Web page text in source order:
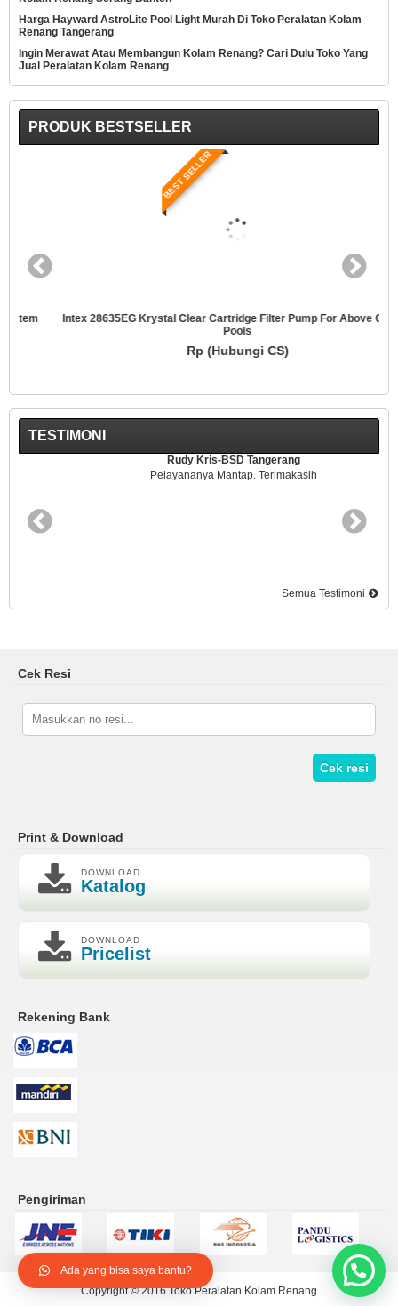
Harga Hayward AstroLite Pool Light Murah Di Toko Peralatan Kolam
Renang Tangerang
Ingin Merawat Atau Membangun Kolam Renang? Cari Dulu Toko Yang
Jual Peralatan Kolam Renang
PRODUK BESTSELLER
BEST SELLER
Intex 28635EG Krystal Clear Cartridge Filter Pump For Above Ground
Rp (Hubungi CS)
TESTIMONI
Rudy Kris-BSD Tangerang
Pelayananya Mantap. Terimakasih
Semua Testimoni
Cek Resi
Cek resi
Print & Download
DOWNLOAD
Katalog
DOWNLOAD
Pricelist
Rekening Bank
Pengiriman
Copyright © 2016Toko Peralatan Kolam Renang
Ada yang bisa saya bantu?